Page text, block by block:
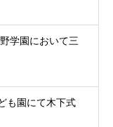
学園において三
も園にて木下式